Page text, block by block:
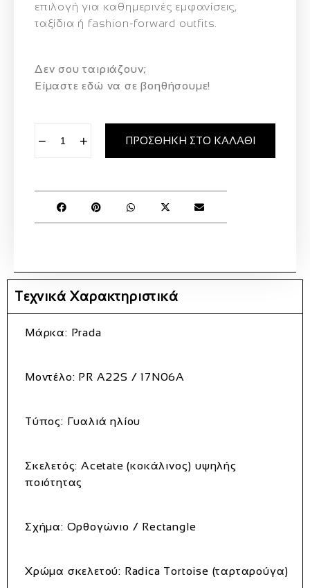
επιλογή για καθημερινές εμφανίσεις,
ταξίδια ή fashion‑forward outfits.
Δεν σου ταιριάζουν;
Eίμαστε εδώ να σε βοηθήσουμε!
− + ΠΡΟΣΘΉΚΗ ΣΤΟ ΚΑΛΆΘΙ
Τεχνικά Χαρακτηριστικά
Μάρκα: Prada
Μοντέλο: PR A22S / 17N06A
Τύπος: Γυαλιά ηλίου
Σκελετός: Acetate (κοκάλινος) υψηλής
ποιότητας
Σχήμα: Ορθογώνιο / Rectangle
Χρώμα σκελετού: Radica Tortoise (ταρταρούγα)